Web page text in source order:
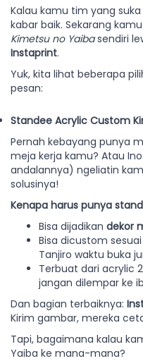
Kalau kamu tim yang suka
kabar baik. Sekarang
Kimetsu no Yaibasendiri
Instaprint.
Yuk, kita lihat beberapa
pesan:
Standee Acrylic Custom
Pernah kebayang punya
meja kerja kamu? Atau
andalannya) ngeliatin
solusinya!
Kenapa harus punya
Bisa dijadikan dekor
Bisa dicustom
Tanjiro waktu buka
Terbuat dari acrylic
jangan dilempar ke
Dan bagian terbaiknya:
Kirim gambar, mereka
Tapi, bagaimana kalau
Yaiba ke mana-mana?